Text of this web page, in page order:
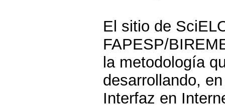
El sitio de
FAPESP/
la metodología
desarrollando,
Interfaz en